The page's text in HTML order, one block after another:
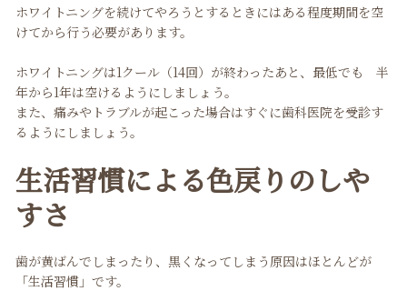
ホワイトニングを続けてやろうとするときにはある程度期間を空
けてから行う必要があります。
ホワイトニングは1クール（14回）が終わったあと、最低でも 半
年から1年は空けるようにしましょう。
また、痛みやトラブルが起こった場合はすぐに歯科医院を受診す
るようにしましょう。
生活習慣による色戻りのしや
すさ
歯が黄ばんでしまったり、黒くなってしまう原因はほとんどが
「生活習慣」です。